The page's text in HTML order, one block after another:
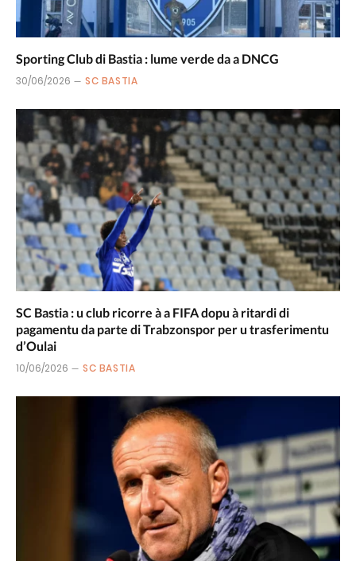
Sporting Club di Bastia : lume verde da a DNCG
30/06/2026 SC BASTIA
SC Bastia : u club ricorre à a FIFA dopu à ritardi di
pagamentu da parte di Trabzonspor per u trasferimentu
d’Oulai
10/06/2026 SC BASTIA